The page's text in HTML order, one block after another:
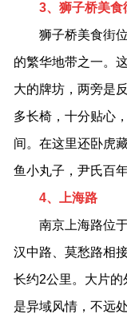
3、狮子桥美食
狮子桥美食街位
的繁华地带之一。
大的牌坊，两旁是
多长椅，十分贴心
间。在这里还卧虎
鱼小丸子，尹氏百
4、上海路
南京上海路位于
汉中路、莫愁路相
长约2公里。大片
是异域风情，不远